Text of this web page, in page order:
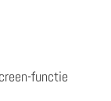
functie